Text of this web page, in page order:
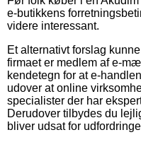
e-butikkens
videre interessant.
Et alternativt forslag
firmaet er medlem af e-
kendetegn for at e-
udover at online
specialister der har
Derudover tilbydes du
bliver udsat for